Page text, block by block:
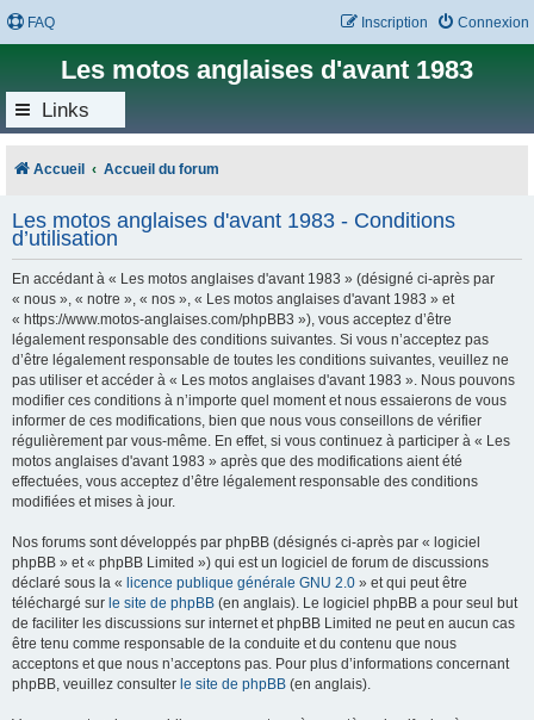
FAQ Connexion
Inscription
Les motos anglaises d'avant 1983
Links
Accueil Accueil du forum
Les motos anglaises d'avant 1983 - Conditions
d’utilisation
En accédant à « Les motos anglaises d'avant 1983 » (désigné ci-après par
« nous », « notre », « nos », « Les motos anglaises d'avant 1983 » et
« https://www.motos-anglaises.com/phpBB3 »), vous acceptez d’être
légalement responsable des conditions suivantes. Si vous n’acceptez pas
d’être légalement responsable de toutes les conditions suivantes, veuillez ne
pas utiliser et accéder à « Les motos anglaises d'avant 1983 ». Nous pouvons
modifier ces conditions à n’importe quel moment et nous essaierons de vous
informer de ces modifications, bien que nous vous conseillons de vérifier
régulièrement par vous-même. En effet, si vous continuez à participer à « Les
motos anglaises d'avant 1983 » après que des modifications aient été
effectuées, vous acceptez d’être légalement responsable des conditions
modifiées et mises à jour.
Nos forums sont développés par phpBB (désignés ci-après par « logiciel
phpBB » et « phpBB Limited ») qui est un logiciel de forum de discussions
déclaré sous la « licence publique générale GNU 2.0 » et qui peut être
téléchargé sur le site de phpBB (en anglais). Le logiciel phpBB a pour seul but
de faciliter les discussions sur internet et phpBB Limited ne peut en aucun cas
être tenu comme responsable de la conduite et du contenu que nous
acceptons et que nous n’acceptons pas. Pour plus d’informations concernant
phpBB, veuillez consulter le site de phpBB (en anglais).